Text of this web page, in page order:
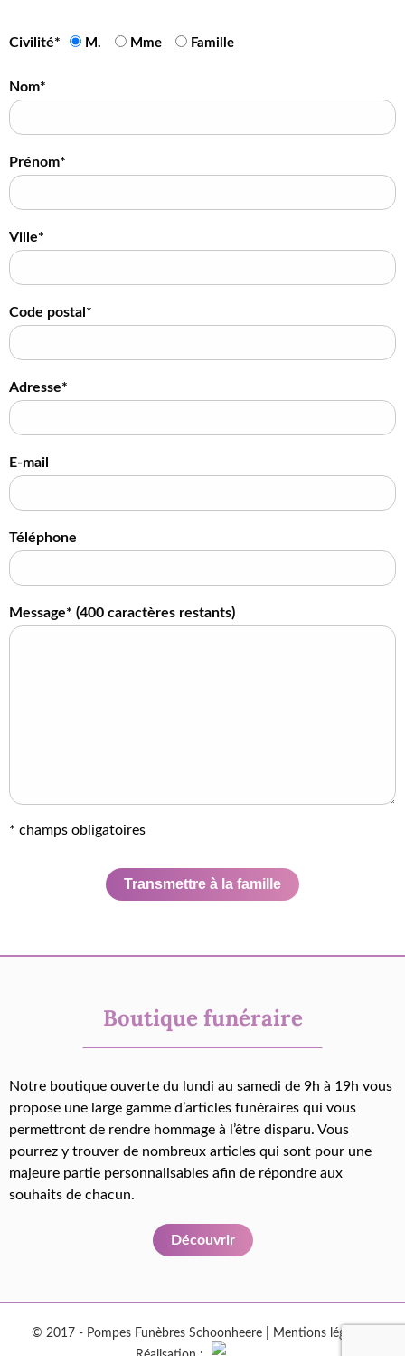
Civilité* M. Mme Famille
Nom*
Prénom*
Ville*
Code postal*
Adresse*
E-mail
Téléphone
Message* (400 caractères restants)
* champs obligatoires
Transmettre à la famille
Boutique funéraire
Notre boutique ouverte du lundi au samedi de 9h à 19h vous
propose une large gamme d’articles funéraires qui vous
permettront de rendre hommage à l’être disparu. Vous
pourrez y trouver de nombreux articles qui sont pour une
majeure partie personnalisables afin de répondre aux
souhaits de chacun.
Découvrir
© 2017 - Pompes Funèbres Schoonheere | Mentions légales